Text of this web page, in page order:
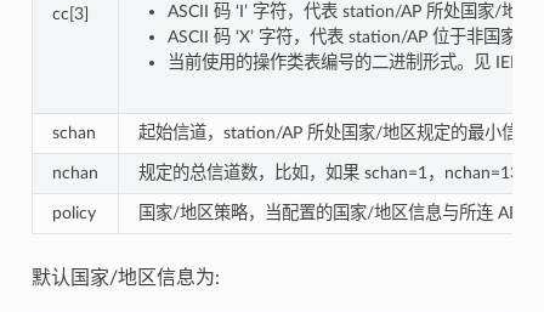
cc[3]
ASCII 码 ‘I’ 字符，代表 station/AP 所处国家/地
ASCII 码 ‘X’ 字符，代表 station/AP 位于非国家/
当前使用的操作类表编号的二进制形式。见 IEEE
schan 起始信道，station/AP 所处国家/地区规定的最小信道
nchan 规定的总信道数，比如，如果 schan=1，nchan=13
policy 国家/地区策略，当配置的国家/地区信息与所连 AP
默认国家/地区信息为: